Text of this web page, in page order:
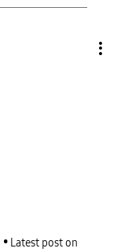
Latest post on